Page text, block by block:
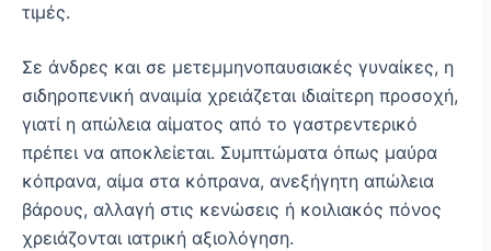
τιμές.
Σε άνδρες και σε μετεμμηνοπαυσιακές γυναίκες, η
σιδηροπενική αναιμία χρειάζεται ιδιαίτερη προσοχή,
γιατί η απώλεια αίματος από το γαστρεντερικό
πρέπει να αποκλείεται. Συμπτώματα όπως μαύρα
κόπρανα, αίμα στα κόπρανα, ανεξήγητη απώλεια
βάρους, αλλαγή στις κενώσεις ή κοιλιακός πόνος
χρειάζονται ιατρική αξιολόγηση.